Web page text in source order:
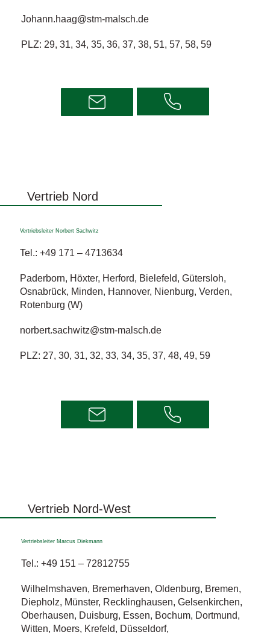
Johann.haag@stm-malsch.de
PLZ: 29, 31, 34, 35, 36, 37, 38, 51, 57, 58, 59
Vertrieb Nord
Vertriebsleiter Norbert Sachwitz
Tel.: +49 171 – 4713634
Paderborn, Höxter, Herford, Bielefeld, Gütersloh,
Osnabrück, Minden, Hannover, Nienburg, Verden,
Rotenburg (W)
norbert.sachwitz@stm-malsch.de
PLZ: 27, 30, 31, 32, 33, 34, 35, 37, 48, 49, 59
Vertrieb Nord-West
Vertriebsleiter Marcus Diekmann
Tel.:+49 151 – 72812755
Wilhelmshaven, Bremerhaven, Oldenburg, Bremen,
Diepholz, Münster, Recklinghausen, Gelsenkirchen,
Oberhausen, Duisburg, Essen, Bochum, Dortmund,
Witten, Moers, Krefeld, Düsseldorf,